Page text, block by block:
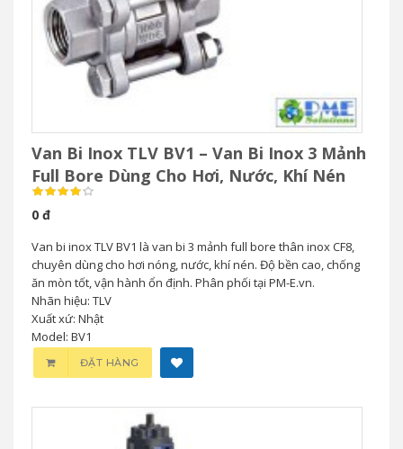
Van Bi Inox TLV BV1 – Van Bi Inox 3 Mảnh
Full Bore Dùng Cho Hơi, Nước, Khí Nén
0 đ
Van bi inox TLV BV1 là van bi 3 mảnh full bore thân inox CF8,
chuyên dùng cho hơi nóng, nước, khí nén. Độ bền cao, chống
ăn mòn tốt, vận hành ổn định. Phân phối tại PM-E.vn.
Nhãn hiệu: TLV
Xuất xứ: Nhật
Model: BV1
ĐẶT HÀNG